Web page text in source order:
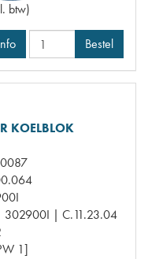
btw)
Bestel
KOELBLOK
| C.11.23.04
1]